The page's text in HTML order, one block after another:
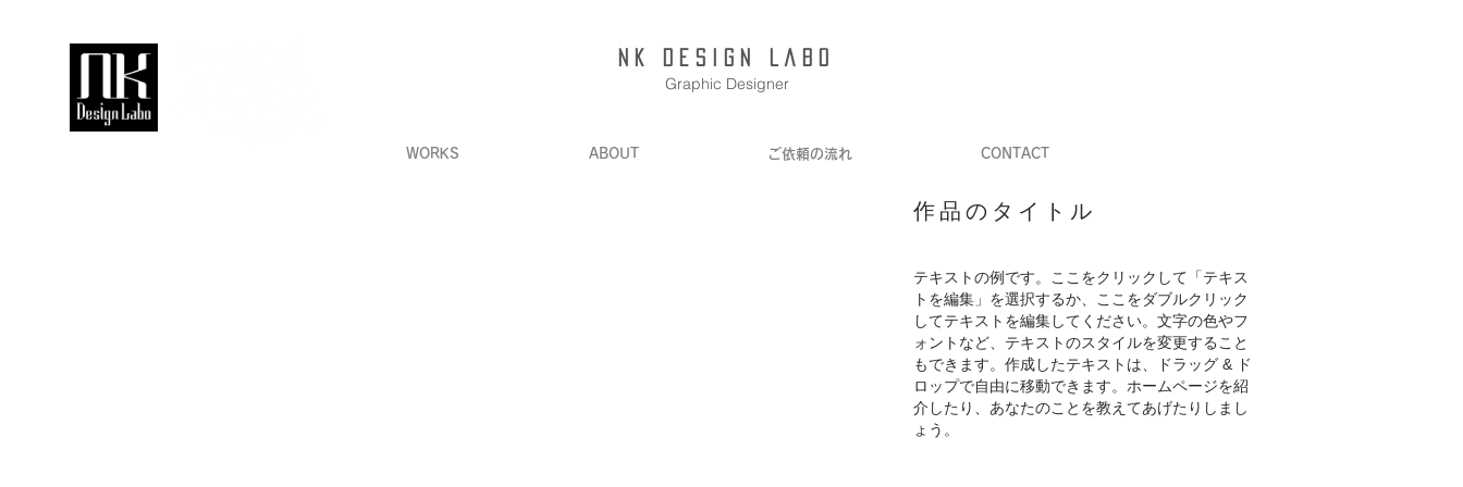
NK Design Labo
Graphic Designer
WORKS ABOUT ご依頼の流れ CONTACT
作品のタイトル
テキストの例です。ここをクリックして「テキス
トを編集」を選択するか、ここをダブルクリック
してテキストを編集してください。文字の色やフ
ォントなど、テキストのスタイルを変更すること
もできます。作成したテキストは、ドラッグ & ド
ロップで自由に移動できます。ホームページを紹
介したり、あなたのことを教えてあげたりしまし
ょう。